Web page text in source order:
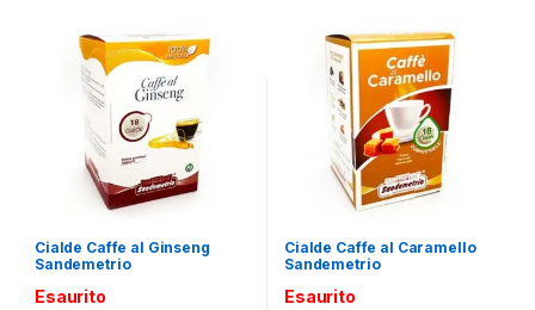
Cialde Caffe al Ginseng
Sandemetrio
Esaurito
Cialde Caffe al Caramello
Sandemetrio
Esaurito